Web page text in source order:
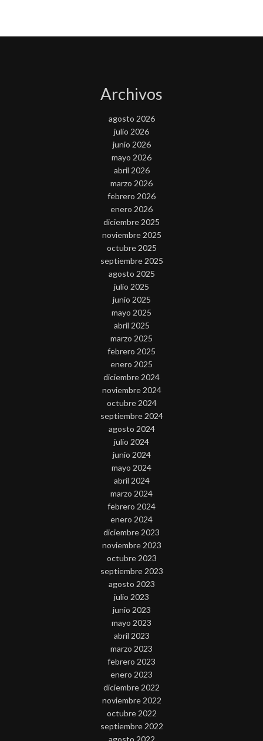
Archivos
agosto 2026
julio 2026
junio 2026
mayo 2026
abril 2026
marzo 2026
febrero 2026
enero 2026
diciembre 2025
noviembre 2025
octubre 2025
septiembre 2025
agosto 2025
julio 2025
junio 2025
mayo 2025
abril 2025
marzo 2025
febrero 2025
enero 2025
diciembre 2024
noviembre 2024
octubre 2024
septiembre 2024
agosto 2024
julio 2024
junio 2024
mayo 2024
abril 2024
marzo 2024
febrero 2024
enero 2024
diciembre 2023
noviembre 2023
octubre 2023
septiembre 2023
agosto 2023
julio 2023
junio 2023
mayo 2023
abril 2023
marzo 2023
febrero 2023
enero 2023
diciembre 2022
noviembre 2022
octubre 2022
septiembre 2022